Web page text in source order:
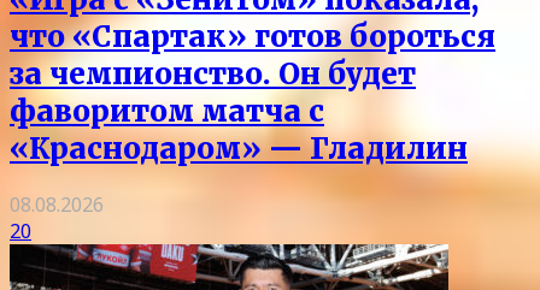
что «Спартак» готов бороться
за чемпионство. Он будет
фаворитом матча с
«Краснодаром» — Гладилин
08.08.2026
20